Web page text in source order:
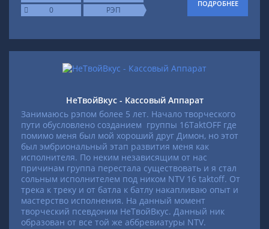
0
РЭП
ПОДРОБНЕЕ
НеТвойВкус - Кассовый Аппарат
Занимаюсь рэпом более 5 лет. Начало творческого
пути обусловлено созданием группы 16TaktOFF где
помимо меня был мой хороший друг Димон, но этот
был эмбриональный этап развития меня как
исполнителя. По неким независящим от нас
причинам группа перестала существовать и я стал
сольным исполнителем под ником NTV 16 taktoff. От
трека к треку и от батла к батлу накапливаю опыт и
мастерство исполнения. На данный момент
творческий псевдоним НеТвойВкус. Данный ник
образован от все той же аббревиатуры NTV.